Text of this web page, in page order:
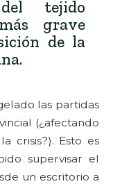
del tejido
grave
de la
las partidas
(¿afectando
crisis?). Esto es
supervisar el
un escritorio a